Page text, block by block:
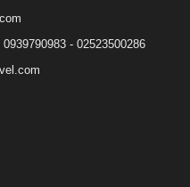
- 02523500286